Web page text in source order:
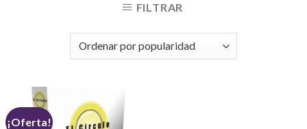
FILTRAR
¡Oferta!